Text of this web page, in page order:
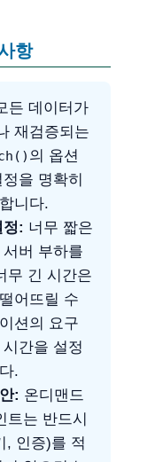
항
든 데이터가
재검증되는
의 옵션
정을 명확히
니다.
정: 너무 짧은
버 부하를
무 긴 시간은
어뜨릴 수
션의 요구
간을 설정
.
: 온디맨드
는 반드시
, 인증)를 적